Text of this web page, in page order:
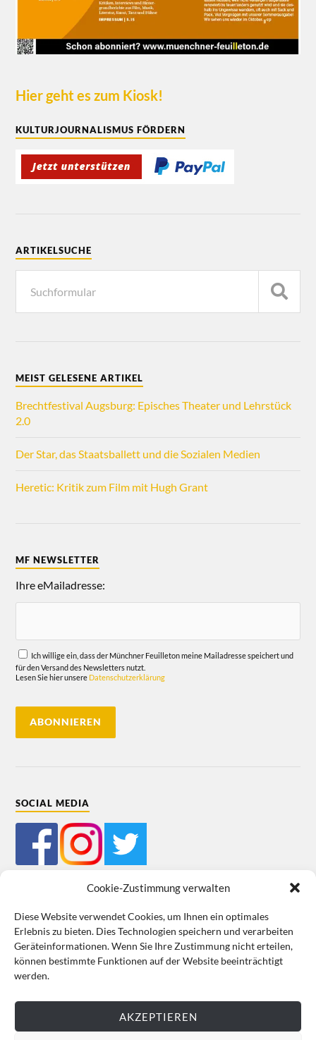
Cookie-Zustimmung verwalten
Diese Website verwendet Cookies, um Ihnen ein optimales
Erlebnis zu bieten. Dies Technologien speichern und verarbeiten
Geräteinformationen. Wenn Sie Ihre Zustimmung nicht erteilen,
können bestimmte Funktionen auf der Website beeinträchtigt
werden.
AKZEPTIEREN
Hier geht es zum Kiosk!
KULTURJOURNALISMUS FÖRDERN
ARTIKELSUCHE
MEIST GELESENE ARTIKEL
Brechtfestival Augsburg: Episches Theater und Lehrstück
2.0
Der Star, das Staatsballett und die Sozialen Medien
Heretic: Kritik zum Film mit Hugh Grant
MF NEWSLETTER
Ihre eMailadresse:
Ich willige ein, dass der Münchner Feuilleton meine Mailadresse speichert und
für den Versand des Newsletters nutzt.
Lesen Sie hier unsere Datenschutzerklärung
SOCIAL MEDIA
Mein Bestellkonto Kundeninformationen Datenschutz
Cookie-Richtlinie (EU) Impressum
VERTRAG WIDERRUFEN